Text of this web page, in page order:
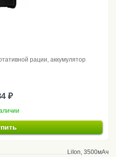
рации, аккумулятор
₽
LiIon, 3500мАч